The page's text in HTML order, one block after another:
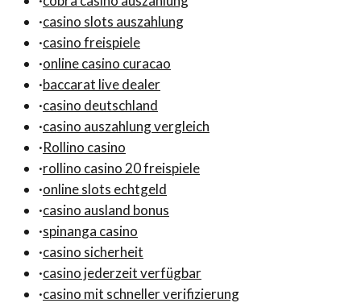
·casino slots auszahlung
·casino freispiele
·online casino curacao
·baccarat live dealer
·casino deutschland
·casino auszahlung vergleich
·Rollino casino
·rollino casino 20 freispiele
·online slots echtgeld
·casino ausland bonus
·spinanga casino
·casino sicherheit
·casino jederzeit verfügbar
·casino mit schneller verifizierung